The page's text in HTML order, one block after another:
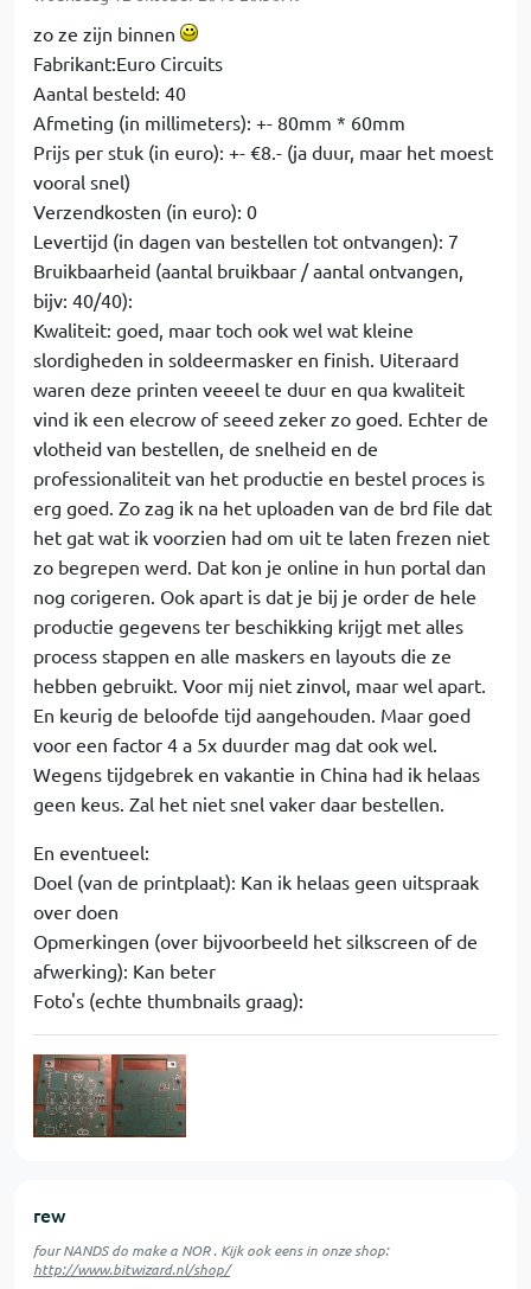
zo ze zijn binnen
Fabrikant:Euro Circuits
Aantal besteld: 40
Afmeting (in millimeters): +- 80mm * 60mm
Prijs per stuk (in euro): +- €8.- (ja duur, maar het moest
vooral snel)
Verzendkosten (in euro): 0
Levertijd (in dagen van bestellen tot ontvangen): 7
Bruikbaarheid (aantal bruikbaar / aantal ontvangen,
bijv: 40/40):
Kwaliteit: goed, maar toch ook wel wat kleine
slordigheden in soldeermasker en finish. Uiteraard
waren deze printen veeeel te duur en qua kwaliteit
vind ik een elecrow of seeed zeker zo goed. Echter de
vlotheid van bestellen, de snelheid en de
professionaliteit van het productie en bestel proces is
erg goed. Zo zag ik na het uploaden van de brd file dat
het gat wat ik voorzien had om uit te laten frezen niet
zo begrepen werd. Dat kon je online in hun portal dan
nog corigeren. Ook apart is dat je bij je order de hele
productie gegevens ter beschikking krijgt met alles
process stappen en alle maskers en layouts die ze
hebben gebruikt. Voor mij niet zinvol, maar wel apart.
En keurig de beloofde tijd aangehouden. Maar goed
voor een factor 4 a 5x duurder mag dat ook wel.
Wegens tijdgebrek en vakantie in China had ik helaas
geen keus. Zal het niet snel vaker daar bestellen.
En eventueel:
Doel (van de printplaat): Kan ik helaas geen uitspraak
over doen
Opmerkingen (over bijvoorbeeld het silkscreen of de
afwerking): Kan beter
Foto's (echte thumbnails graag):
rew
four NANDS do make a NOR . Kijk ook eens in onze shop:
http://www.bitwizard.nl/shop/